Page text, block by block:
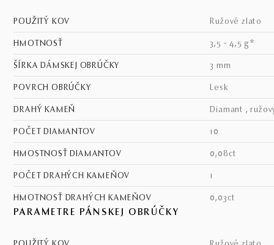
POUŽITÝ KOV ružové zlato
HMOTNOSŤ 3,5 - 4,5 g*
ŠÍRKA DÁMSKEJ OBRÚČKY 3 mm
POVRCH OBRÚČKY lesk
DRAHÝ KAMEŇ diamant ,
POČET DIAMANTOV 10
HMOSTNOSŤ DIAMANTOV 0,08ct
POČET DRAHÝCH KAMEŇOV 1
HMOTNOSŤ DRAHÝCH KAMEŇOV 0,03ct
PARAMETRE PÁNSKEJ OBRÚČKY